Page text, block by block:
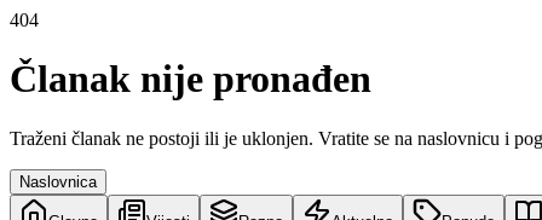
404
Članak nije pronađen
Traženi članak ne postoji ili je uklonjen. Vratite se na naslovnicu i
Naslovnica